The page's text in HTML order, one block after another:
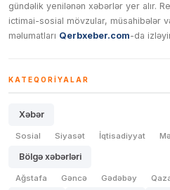
gündəlik yenilənən xəbərlər yer alır.
ictimai-sosial mövzular, müsahibələr
məlumatları Qerbxeber.com-da
KATEQORIYALAR
Xəbər
Sosial Siyasət İqtisadiyyat
Bölgə xəbərləri
Ağstafa Gəncə Gədəbəy